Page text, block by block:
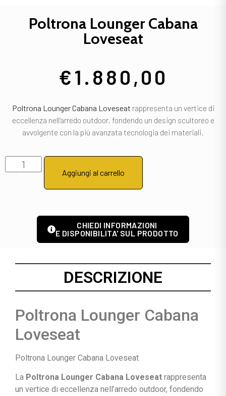
Poltrona Lounger Cabana
Loveseat
€1.880,00
Poltrona Lounger Cabana Loveseat rappresenta un vertice di
eccellenza nell’arredo outdoor, fondendo un design scultoreo e
avvolgente con la più avanzata tecnologia dei materiali.
Aggiungi al carrello
CHIEDI INFORMAZIONI
E DISPONIBILITA' SUL PRODOTTO
DESCRIZIONE
Poltrona Lounger Cabana
Loveseat
Poltrona Lounger Cabana Loveseat
La Poltrona Lounger Cabana Loveseat rappresenta
un vertice di eccellenza nell’arredo outdoor, fondendo